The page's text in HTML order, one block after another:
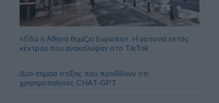
«Εδώ η Αθήνα θυμίζει Ευρώπη»: H γειτονιά εκτός
κέντρου που ανακάλυψαν στο TikTok
Δύο σημείο στίξης που προδίδουν ότι
χρησιμοποίησες CHAT-GPT